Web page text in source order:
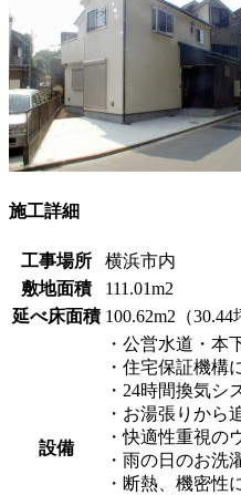
施工詳細
工事場所 横浜市内
敷地面積
111.01m2
延べ床面積 100.62m2（30.44
設備
・公営水道・本
・住宅保証機構
・24時間換気シ
・お湯張りから
・快適性重視の
・雨の日のお洗
・断熱、機密性